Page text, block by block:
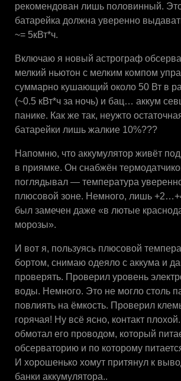
рекомендован лишь половинный. Это
батарейка должна уверенно
~= 5кВт*ч.
Включаю я новый астрограф
мелкий ньютон с мелким компом
суммарно кушающий около 50 Вт в
(~0.5 кВт*ч за ночь) и бац… аккум
панике. Как же так, неужто
батарейки лишь жалкие 10%???
Напомню, что аккумулятор живёт
в приямке. Он снабжён
поглядывал — температура
плюсовой зоне. Немного, лишь
был замечен даже «в лютые
морозы».
И вот я, пользуясь плюсовой
бортом, снимаю одеяло с аккума и
проверять. Проверил уровень
воды. Немного. Это не могло столь
повлиять на ёмкость. Проверил
горячая! Ну всё ясно, контакт
обмотал его проводом, который
обсерваторию и по которому
И хорошенько хомут притянул к
банки аккумулятора..